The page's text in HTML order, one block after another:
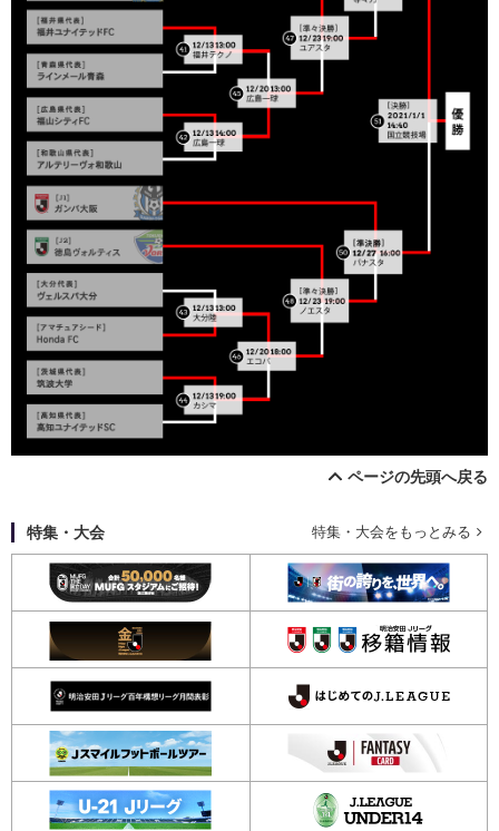
ページの先頭へ戻る
特集・大会 特集・大会をもっとみる